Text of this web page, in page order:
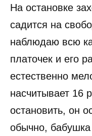
На остановке
садится на
наблюдаю всю
платочек и его
естественно
насчитывает 16
остановить, он
обычно, бабушка